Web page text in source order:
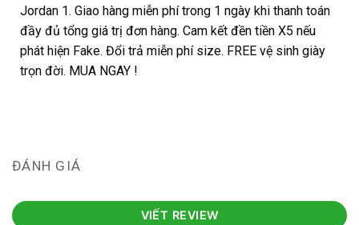
Jordan 1. Giao hàng miễn phí trong 1 ngày khi thanh toán
đầy đủ tổng giá trị đơn hàng. Cam kết đền tiền X5 nếu
phát hiện Fake. Đổi trả miễn phí size. FREE vệ sinh giày
trọn đời. MUA NGAY !
ĐÁNH GIÁ
VIẾT REVIEW